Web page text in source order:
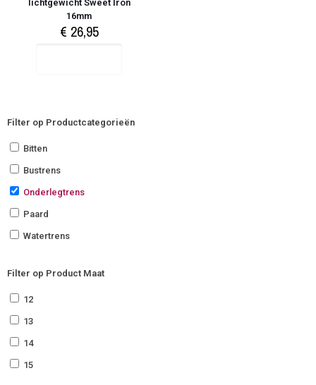
lichtgewicht Sweet Iron
16mm
€ 26,95
Filter op Productcategorieën
Bitten
Bustrens
Onderlegtrens
Paard
Watertrens
Filter op Product Maat
12
13
14
15